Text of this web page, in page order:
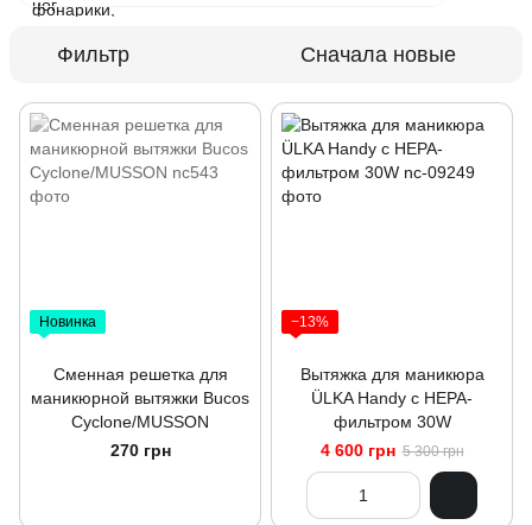
Фильтр Сначала новые
Новинка
Сменная решетка для
маникюрной вытяжки Bucos
Cyclone/MUSSON
270 грн
−13%
Вытяжка для маникюра
ÜLKA Handy с НЕРА-
фильтром 30W
4 600 грн 5 300 грн